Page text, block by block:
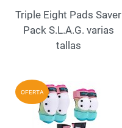
Triple Eight Pads Saver
Pack S.L.A.G. varias
tallas
OFERTA